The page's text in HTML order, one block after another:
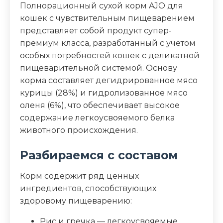
Аналитический состав
протеин 32%, жир 16%, клетчатка 2.3%,
зола 7%, кальций 1.3%, фосфор 0.9%,
влажность 8%, витамин А 20000 МЕ/кг,
витамин D3 1000 МЕ/кг, витамин С 100
мг/кг, витамин Е 400 МЕ/кг, йод 3.0 мг/
кг, селен 0.02 мг/кг, Омега-6 и Омега-3
жирные кислоты 3.10%
Дополнительные ингредиенты
таурин, пробиотики, экстракт юкки,
лютеин, полифенолы
Пищевая ценность
Полнорационный сухой корм AJO для
кошек с чувствительным пищеварением
представляет собой продукт супер-
премиум класса, разработанный с учетом
особых потребностей кошек с деликатной
пищеварительной системой. Основу
корма составляет дегидрированное мясо
курицы (28%) и гидролизованное мясо
оленя (6%), что обеспечивает высокое
содержание легкоусвояемого белка
животного происхождения.
Разбираемся с составом
Корм содержит ряд ценных
ингредиентов, способствующих
здоровому пищеварению:
Рис и гречка — легкоусвояемые